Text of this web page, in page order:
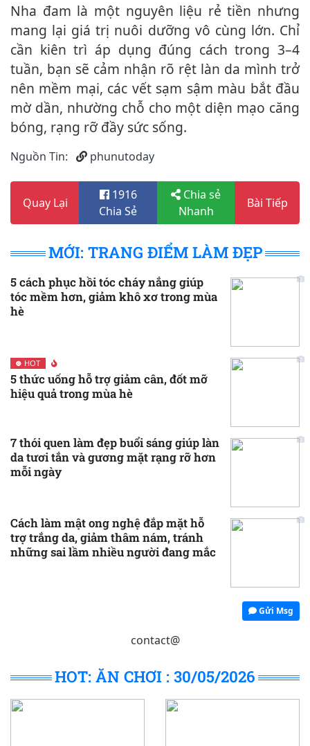
Nha đam là một nguyên liệu rẻ tiền nhưng
mang lại giá trị nuôi dưỡng vô cùng lớn. Chỉ
cần kiên trì áp dụng đúng cách trong 3–4
tuần, bạn sẽ cảm nhận rõ rệt làn da mình trở
nên mềm mại, các vết sạm sậm màu bắt đầu
mờ dần, nhường chỗ cho một diện mạo căng
bóng, rạng rỡ đầy sức sống.
Nguồn Tin: phunutoday
Quay Lại
1916
Chia Sẻ
Chia sẻ
Nhanh
Bài Tiếp
MỚI: TRANG ĐIỂM LÀM ĐẸP
5 cách phục hồi tóc cháy nắng giúp
tóc mềm hơn, giảm khô xơ trong mùa
hè
HOT
5 thức uống hỗ trợ giảm cân, đốt mỡ
hiệu quả trong mùa hè
7 thói quen làm đẹp buổi sáng giúp làn
da tươi tắn và gương mặt rạng rỡ hơn
mỗi ngày
Cách làm mật ong nghệ đắp mặt hỗ
trợ trắng da, giảm thâm nám, tránh
những sai lầm nhiều người đang mắc
Gửi Msg
contact@
HOT: ĂN CHƠI : 30/05/2026